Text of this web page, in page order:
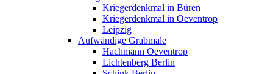
Kriegerdenkmal in Büren
Kriegerdenkmal in Oeventrop
Leipzig
Aufwändige Grabmale
Hachmann Oeventrop
Lichtenberg Berlin